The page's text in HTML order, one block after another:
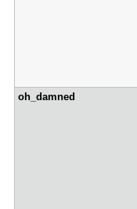
oh_damned